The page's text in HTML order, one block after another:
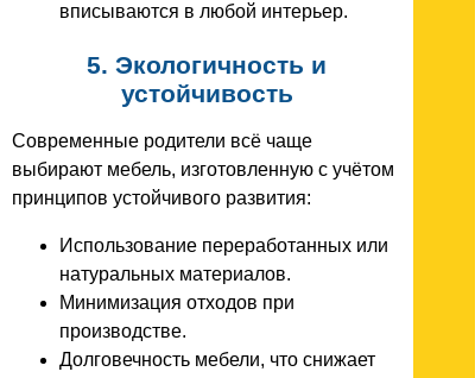
вписываются в любой интерьер.
5. Экологичность и
устойчивость
Современные родители всё чаще
выбирают мебель, изготовленную с учётом
принципов устойчивого развития:
Использование переработанных или
натуральных материалов.
Минимизация отходов при
производстве.
Долговечность мебели, что снижает